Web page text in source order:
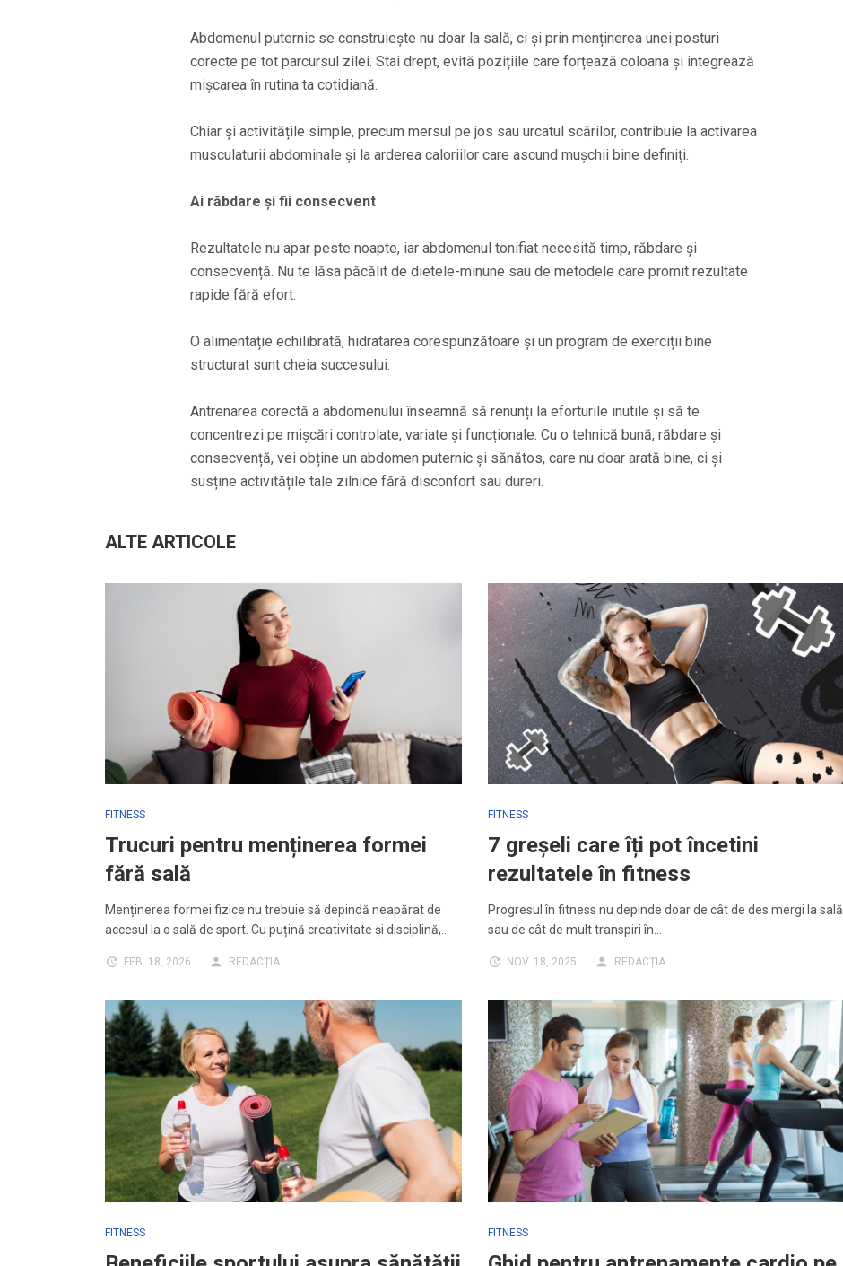
Abdomenul puternic se construiește nu doar la sală, ci și prin menținerea unei posturi
corecte pe tot parcursul zilei. Stai drept, evită pozițiile care forțează coloana și integrează
mișcarea în rutina ta cotidiană.
Chiar și activitățile simple, precum mersul pe jos sau urcatul scărilor, contribuie la activarea
musculaturii abdominale și la arderea caloriilor care ascund mușchii bine definiți.
Ai răbdare și fii consecvent
Rezultatele nu apar peste noapte, iar abdomenul tonifiat necesită timp, răbdare și
consecvență. Nu te lăsa păcălit de dietele-minune sau de metodele care promit rezultate
rapide fără efort.
O alimentație echilibrată, hidratarea corespunzătoare și un program de exerciții bine
structurat sunt cheia succesului.
Antrenarea corectă a abdomenului înseamnă să renunți la eforturile inutile și să te
concentrezi pe mișcări controlate, variate și funcționale. Cu o tehnică bună, răbdare și
consecvență, vei obține un abdomen puternic și sănătos, care nu doar arată bine, ci și
susține activitățile tale zilnice fără disconfort sau dureri.
ALTE ARTICOLE
FITNESS
Trucuri pentru menținerea formei
fără sală
Menținerea formei fizice nu trebuie să depindă neapărat de
accesul la o sală de sport. Cu puțină creativitate și disciplină,…
FEB. 18, 2026 REDACȚIA
FITNESS
7 greșeli care îți pot încetini
rezultatele în fitness
Progresul în fitness nu depinde doar de cât de des mergi la sală
sau de cât de mult transpiri în…
NOV. 18, 2025 REDACȚIA
FITNESS FITNESS